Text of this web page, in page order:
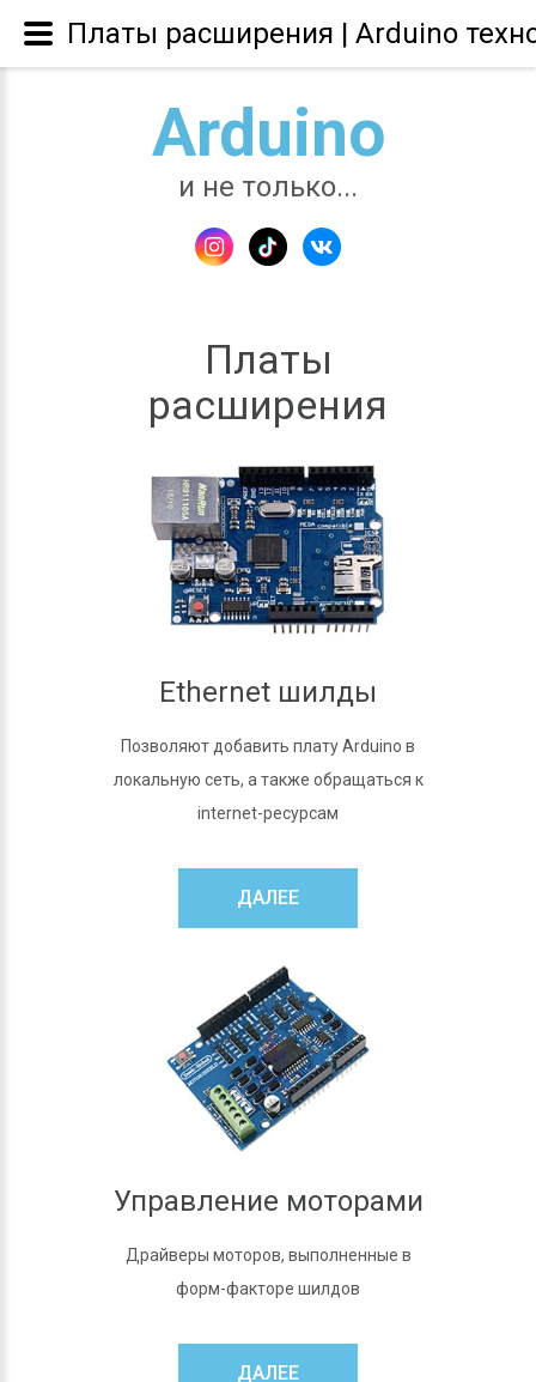
Arduino
и не только...
Платы
расширения
Ethernet шилды
Позволяют добавить плату Arduino в
локальную сеть, а также обращаться к
internet-ресурсам
ДАЛЕЕ
Управление моторами
Драйверы моторов, выполненные в
форм-факторе шилдов
ДАЛЕЕ
Платы расширения | Arduino